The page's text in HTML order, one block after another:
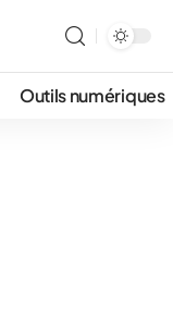
Outils numériques